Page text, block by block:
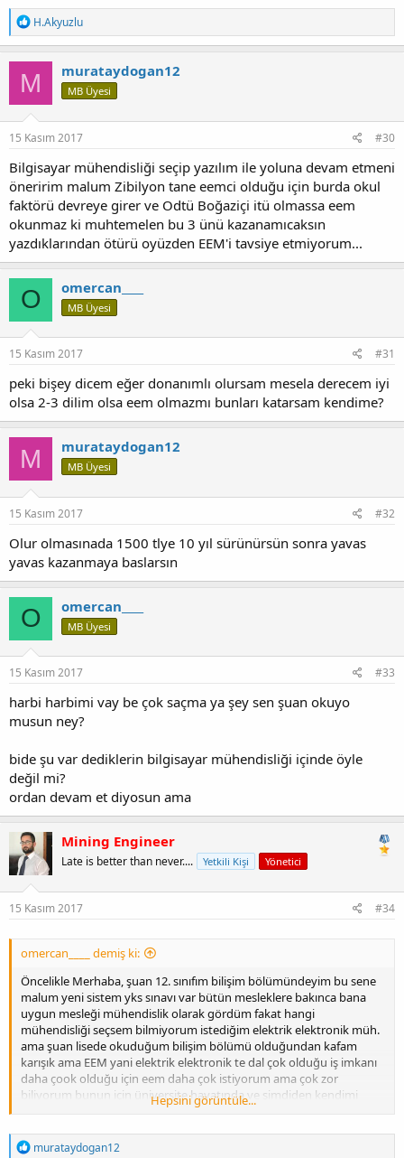
T
e
p
k
i
l
e
r
:
H.Akyuzlu
M murataydogan12
MB Üyesi
15 Kasım 2017 #30
Bilgisayar mühendisliği seçip yazılım ile yoluna devam etmeni
öneririm malum Zibilyon tane eemci olduğu için burda okul
faktörü devreye girer ve Odtü Boğaziçi itü olmassa eem
okunmaz ki muhtemelen bu 3 ünü kazanamıcaksın
yazdıklarından ötürü oyüzden EEM'i tavsiye etmiyorum...
O omercan____
MB Üyesi
15 Kasım 2017 #31
peki bişey dicem eğer donanımlı olursam mesela derecem iyi
olsa 2-3 dilim olsa eem olmazmı bunları katarsam kendime?
M murataydogan12
MB Üyesi
15 Kasım 2017 #32
Olur olmasınada 1500 tlye 10 yıl sürünürsün sonra yavas
yavas kazanmaya baslarsın
O omercan____
MB Üyesi
15 Kasım 2017 #33
harbi harbimi vay be çok saçma ya şey sen şuan okuyo
musun ney?
bide şu var dediklerin bilgisayar mühendisliği içinde öyle
değil mi?
ordan devam et diyosun ama
Mining Engineer
Late is better than never.... Yetkili Kişi Yönetici
15 Kasım 2017 #34
omercan____ demiş ki:
Öncelikle Merhaba, şuan 12. sınıfım bilişim bölümündeyim bu sene
malum yeni sistem yks sınavı var bütün mesleklere bakınca bana
uygun mesleği mühendislik olarak gördüm fakat hangi
mühendisliği seçsem bilmiyorum istediğim elektrik elektronik müh.
ama şuan lisede okuduğum bilişim bölümü olduğundan kafam
karışık ama EEM yani elektrik elektronik te dal çok olduğu iş imkanı
daha çook olduğu için eem daha çok istiyorum ama çok zor
biliyorum bunun için üniversite hayatında ve şimdiden kendimi
geliştirmem lazım bunun için gazi üniversitesi düşündüm fakat eem
okuyabilirim metok bilgisayarı kazancağıma eminim şimdilik fakat iş
Hepsini görüntüle...
T
murataydogan12